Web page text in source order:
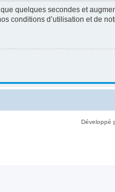
quelques secondes et
conditions d’utilisation et de
Développé